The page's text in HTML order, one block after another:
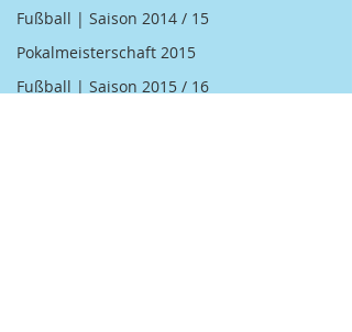
Fußball | Saison 2014 / 15
Pokalmeisterschaft 2015
Fußball | Saison 2015 / 16